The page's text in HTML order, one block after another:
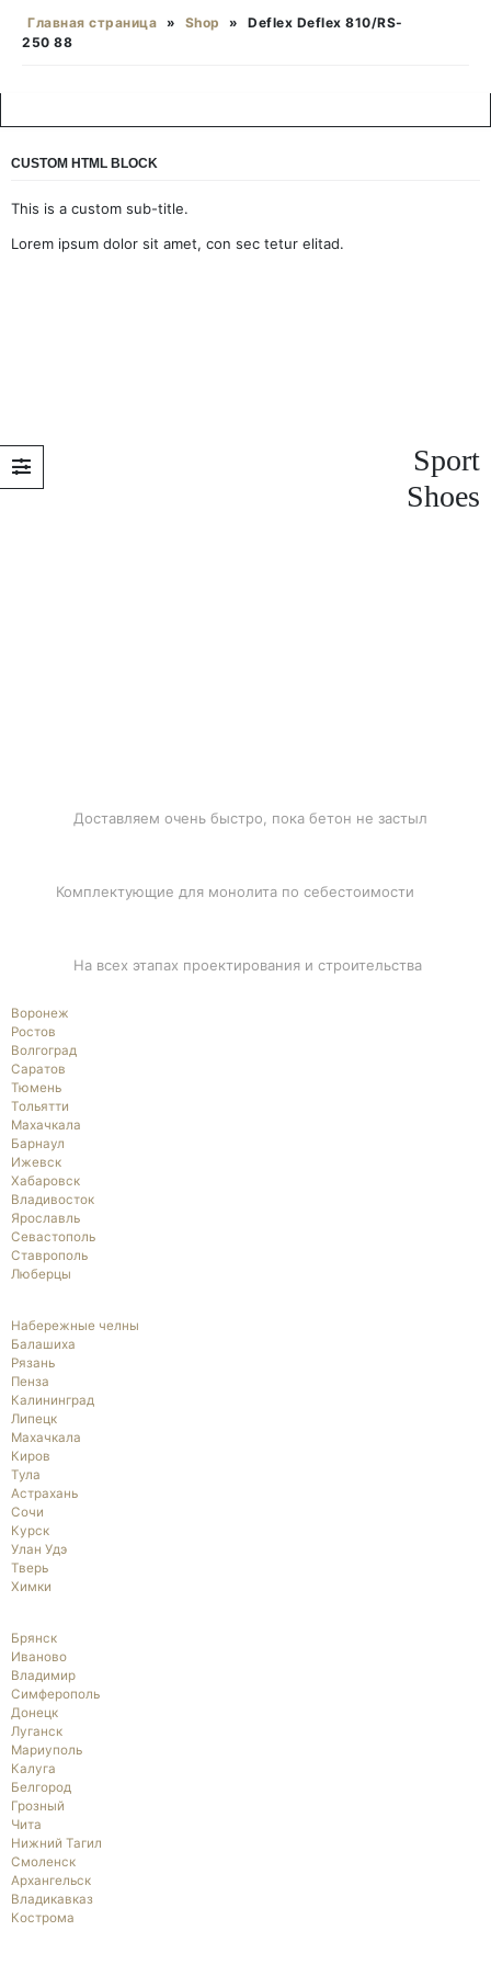
Главная страница » Shop »
Deflex Deflex 810/RS-
250 88
CUSTOM HTML BLOCK
This is a custom sub-title.
Lorem ipsum dolor sit amet, con sec tetur elitad.
Sport
Shoes
Доставляем очень быстро, пока бетон не застыл
Комплектующие для монолита по себестоимости
На всех этапах проектирования и строительства
Воронеж
Ростов
Волгоград
Саратов
Тюмень
Тольятти
Махачкала
Барнаул
Ижевск
Хабаровск
Владивосток
Ярославль
Севастополь
Ставрополь
Люберцы
Набережные челны
Балашиха
Рязань
Пенза
Калининград
Липецк
Махачкала
Киров
Тула
Астрахань
Сочи
Курск
Улан Удэ
Тверь
Химки
Брянск
Иваново
Владимир
Симферополь
Донецк
Луганск
Мариуполь
Калуга
Белгород
Грозный
Чита
Нижний Тагил
Смоленск
Архангельск
Владикавказ
Кострома